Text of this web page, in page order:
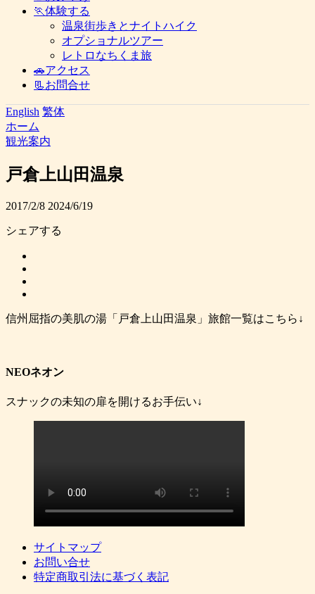
🏃体験する
温泉街歩きとナイトハイク
オプショナルツアー
レトロなちくま旅
🚗アクセス
📃お問合せ
English 繁体
ホーム
観光案内
戸倉上山田温泉
2017/2/8 2024/6/19
シェアする
信州屈指の美肌の湯「戸倉上山田温泉」旅館一覧はこちら↓
NEOネオン
スナックの未知の扉を開けるお手伝い↓
サイトマップ
お問い合せ
特定商取引法に基づく表記